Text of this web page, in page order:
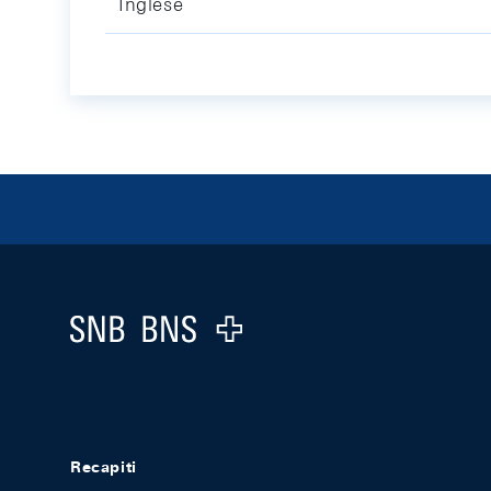
Inglese
Logo
Recapiti